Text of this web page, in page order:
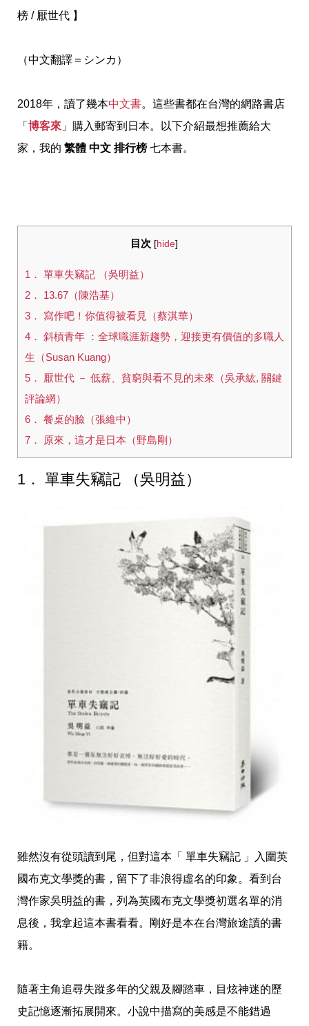
榜 / 厭世代 】
（中文翻譯＝シンカ）
2018年，讀了幾本中文書。這些書都在台灣的網路書店
「 博客來」購入郵寄到日本。以下介紹最想推薦給大
家，我的 繁體 中文 排行榜七本書。
目次 [hide]
1． 單車失竊記 （吳明益）
2． 13.67（陳浩基）
3． 寫作吧！你值得被看見（蔡淇華）
4． 斜槓青年 ：全球職涯新趨勢，迎接更有價值的多職人
生（Susan Kuang）
5． 厭世代 － 低薪、貧窮與看不見的未來（吳承紘, 關鍵
評論網）
6． 餐桌的臉（張維中）
7． 原來，這才是日本（野島剛）
1． 單車失竊記 （吳明益）
雖然沒有從頭讀到尾，但對這本「 單車失竊記 」入圍英
國布克文學獎的書，留下了非浪得虛名的印象。看到台
灣作家吳明益的書，列為英國布克文學獎初選名單的消
息後，我拿起這本書看看。剛好是本在台灣旅途讀的書
籍。
隨著主角追尋失蹤多年的父親及腳踏車，目炫神迷的歷
史記憶逐漸拓展開來。小說中描寫的美感是不能錯過